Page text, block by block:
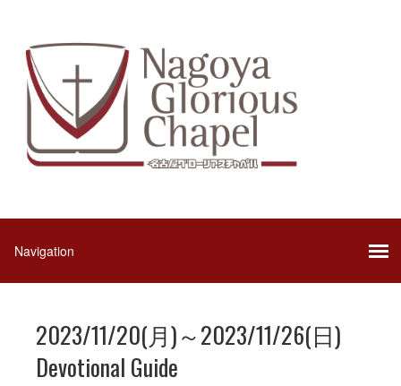
2023/11/20(月)～2023/11/26(日)
Devotional Guide